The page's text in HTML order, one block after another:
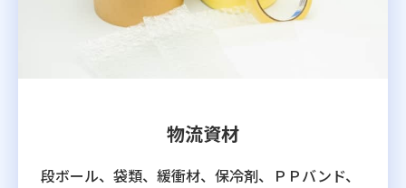
物流資材
段ボール、袋類、緩衝材、保冷剤、ＰＰバンド、